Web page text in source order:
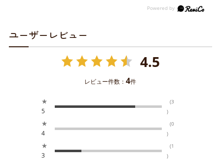
ユーザーレビュー
4.5
レビュー件数：4件
★
5
(3
)
★
4
(0
)
★
3
(1
)